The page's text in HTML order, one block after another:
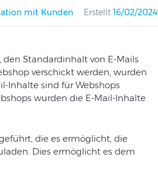
mit Kunden Erstellt 16/02/2024
Standardinhalt von E-Mails
verschickt werden, wurden
Inhalte sind für Webshops
wurden die E-Mail-Inhalte
die es ermöglicht, die
Dies ermöglicht es dem